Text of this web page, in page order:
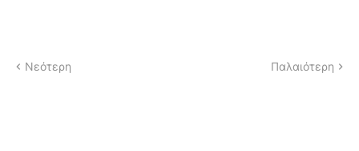
Νεότερη Παλαιότερη